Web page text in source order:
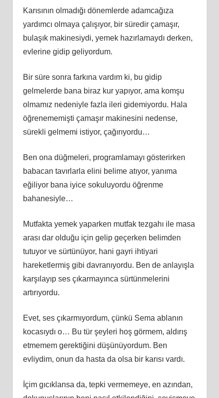
Karısının olmadığı dönemlerde adamcağıza
yardımcı olmaya çalışıyor, bir süredir çamaşır,
bulaşık makinesiydi, yemek hazırlamaydı derken,
evlerine gidip geliyordum.
Bir süre sonra farkına vardım ki, bu gidip
gelmelerde bana biraz kur yapıyor, ama komşu
olmamız nedeniyle fazla ileri gidemiyordu. Hala
öğrenememişti çamaşır makinesini nedense,
sürekli gelmemi istiyor, çağırıyordu…
Ben ona düğmeleri, programlamayı gösterirken
babacan tavırlarla elini belime atıyor, yanıma
eğiliyor bana iyice sokuluyordu öğrenme
bahanesiyle…
Mutfakta yemek yaparken mutfak tezgahı ile masa
arası dar olduğu için gelip geçerken belimden
tutuyor ve sürtünüyor, hani gayri ihtiyari
hareketlermiş gibi davranıyordu. Ben de anlayışla
karşılayıp ses çıkarmayınca sürtünmelerini
artırıyordu.
Evet, ses çıkarmıyordum, çünkü Sema ablanın
kocasıydı o… Bu tür şeyleri hoş görmem, aldırış
etmemem gerektiğini düşünüyordum. Ben
evliydim, onun da hasta da olsa bir karısı vardı.
İçim gıcıklansa da, tepki vermemeye, en azından,